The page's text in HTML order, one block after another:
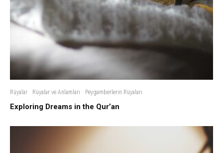
Rüyalar Rüyalar ve Anlamları Peygamberlerin Rüyaları
Exploring Dreams in the Qur’an